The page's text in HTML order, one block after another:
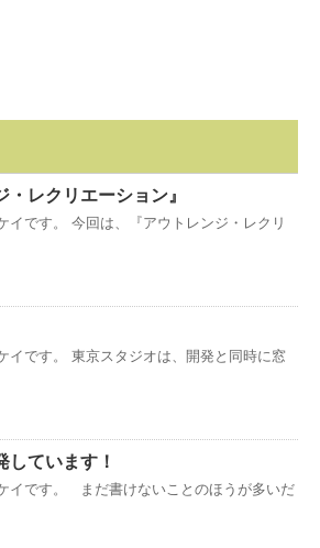
レクリエーション』
イです。 今回は、『アウトレンジ・レクリ
イです。 東京スタジオは、開発と同時に窓
しています！
イです。 まだ書けないことのほうが多いだ